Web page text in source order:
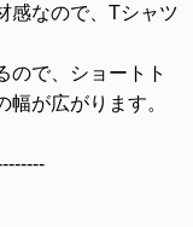
感なので、Tシャツ
ので、ショートト
が広がります。